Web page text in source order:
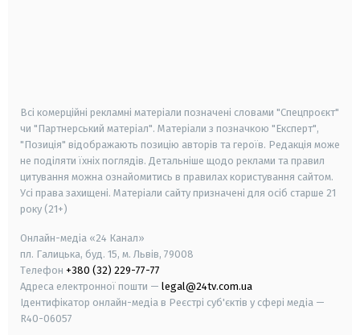
Всі комерційні рекламні матеріали позначені словами "Спецпроєкт"
чи "Партнерський матеріал". Матеріали з позначкою "Експерт",
"Позиція" відображають позицію авторів та героїв. Редакція може
не поділяти їхніх поглядів. Детальніше щодо реклами та правил
цитування можна ознайомитись в правилах користування сайтом.
Усі права захищені. Матеріали сайту призначені для осіб старше 21
року (21+)
Онлайн-медіа «24 Канал»
пл. Галицька, буд. 15, м. Львів, 79008
Телефон +380 (32) 229-77-77
Адреса електронної пошти — legal@24tv.com.ua
Ідентифікатор онлайн-медіа в Реєстрі суб'єктів у сфері медіа —
R40-06057